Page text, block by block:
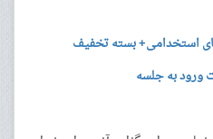
استخدامی+ بسته تخفیف
ورود به جلسه